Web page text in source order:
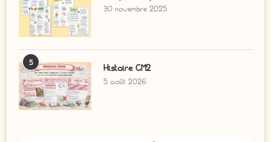
30 novembre 2025
5
Histoire CM2
5 août 2026